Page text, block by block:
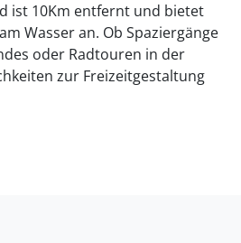
ist 10Km entfernt und bietet
Wasser an. Ob Spaziergänge
oder Radtouren in der
zur Freizeitgestaltung